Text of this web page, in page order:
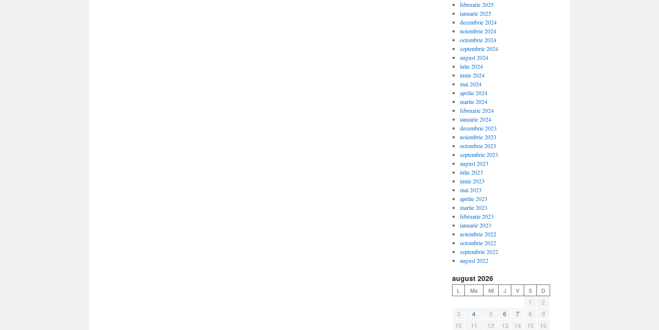
februarie 2025
ianuarie 2025
decembrie 2024
noiembrie 2024
octombrie 2024
septembrie 2024
august 2024
iulie 2024
iunie 2024
mai 2024
aprilie 2024
martie 2024
februarie 2024
ianuarie 2024
decembrie 2023
noiembrie 2023
octombrie 2023
septembrie 2023
august 2023
iulie 2023
iunie 2023
mai 2023
aprilie 2023
martie 2023
februarie 2023
ianuarie 2023
noiembrie 2022
octombrie 2022
septembrie 2022
august 2022
august 2026
L Ma Mi J V S D
1
2
3
4 5 6 7 8
9
10
11 12 13 14 15
16